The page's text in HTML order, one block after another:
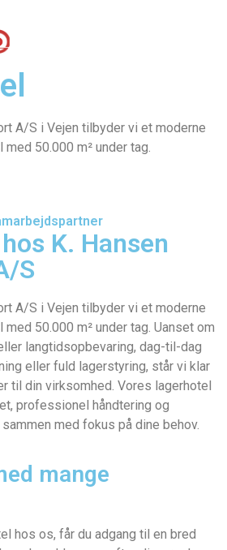
A/S i Vejen tilbyder vi et moderne
50.000 m² under tag.
K. Hansen
S
A/S i Vejen tilbyder vi et moderne
50.000 m² under tag. Uanset om
langtidsopbevaring, dag-til-dag
eller fuld lagerstyring, står vi klar
til din virksomhed. Vores lagerhotel
professionel håndtering og
med fokus på dine behov.
mange
hos os, får du adgang til en bred